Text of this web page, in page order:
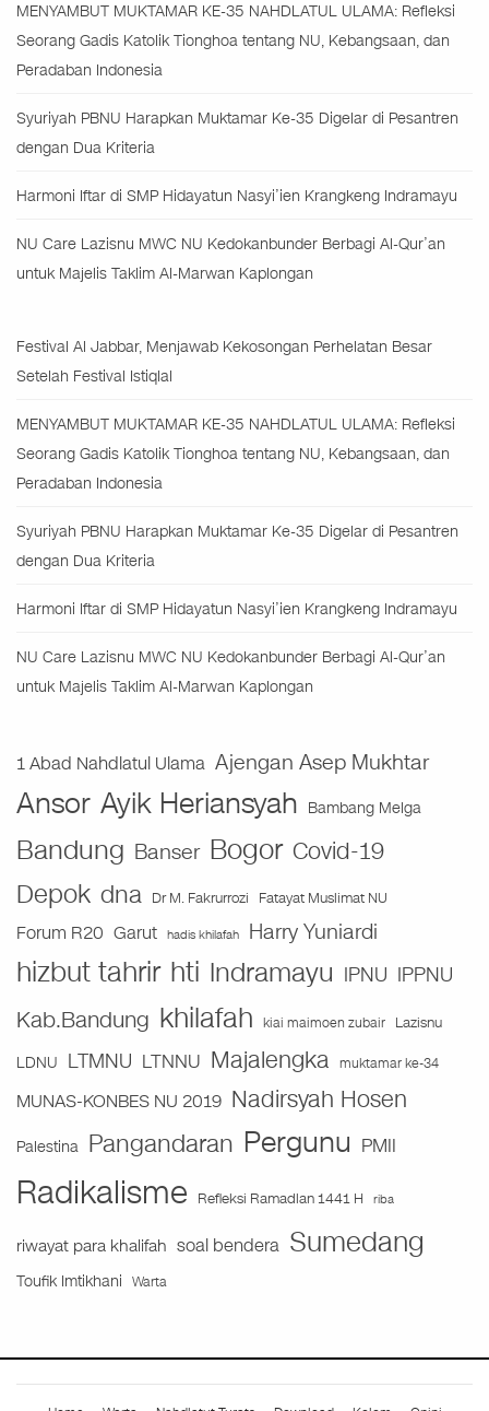
MENYAMBUT MUKTAMAR KE-35 NAHDLATUL ULAMA: Refleksi
Seorang Gadis Katolik Tionghoa tentang NU, Kebangsaan, dan
Peradaban Indonesia
Syuriyah PBNU Harapkan Muktamar Ke-35 Digelar di Pesantren
dengan Dua Kriteria
Harmoni Iftar di SMP Hidayatun Nasyi’ien Krangkeng Indramayu
NU Care Lazisnu MWC NU Kedokanbunder Berbagi Al-Qur’an
untuk Majelis Taklim Al-Marwan Kaplongan
Festival Al Jabbar, Menjawab Kekosongan Perhelatan Besar
Setelah Festival Istiqlal
MENYAMBUT MUKTAMAR KE-35 NAHDLATUL ULAMA: Refleksi
Seorang Gadis Katolik Tionghoa tentang NU, Kebangsaan, dan
Peradaban Indonesia
Syuriyah PBNU Harapkan Muktamar Ke-35 Digelar di Pesantren
dengan Dua Kriteria
Harmoni Iftar di SMP Hidayatun Nasyi’ien Krangkeng Indramayu
NU Care Lazisnu MWC NU Kedokanbunder Berbagi Al-Qur’an
untuk Majelis Taklim Al-Marwan Kaplongan
1 Abad Nahdlatul Ulama Ajengan Asep Mukhtar
Ansor Ayik Heriansyah Bambang Melga
Bandung Banser Bogor Covid-19
Depok dna Dr M. Fakrurrozi Fatayat Muslimat NU
Forum R20 Garut hadis khilafah Harry Yuniardi
hizbut tahrir hti Indramayu IPNU IPPNU
Kab.Bandung khilafah kiai maimoen zubair
Lazisnu
LDNU LTMNU LTNNU Majalengka muktamar ke-34
MUNAS-KONBES NU 2019 Nadirsyah Hosen
Palestina Pangandaran Pergunu PMII
Radikalisme Refleksi Ramadlan 1441 H riba
riwayat para khalifah soal bendera Sumedang
Toufik Imtikhani Warta